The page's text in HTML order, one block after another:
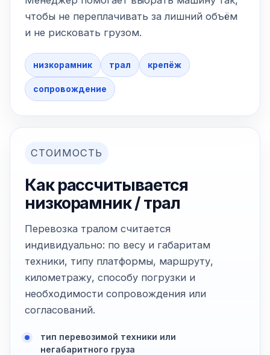
чтобы не переплачивать за лишний объём
и не рисковать грузом.
низкорамник трал крепёж
сопровождение
СТОИМОСТЬ
Как рассчитывается
низкорамник / трал
Перевозка тралом считается
индивидуально: по весу и габаритам
техники, типу платформы, маршруту,
километражу, способу погрузки и
необходимости сопровождения или
согласований.
тип перевозимой техники или
негабаритного груза